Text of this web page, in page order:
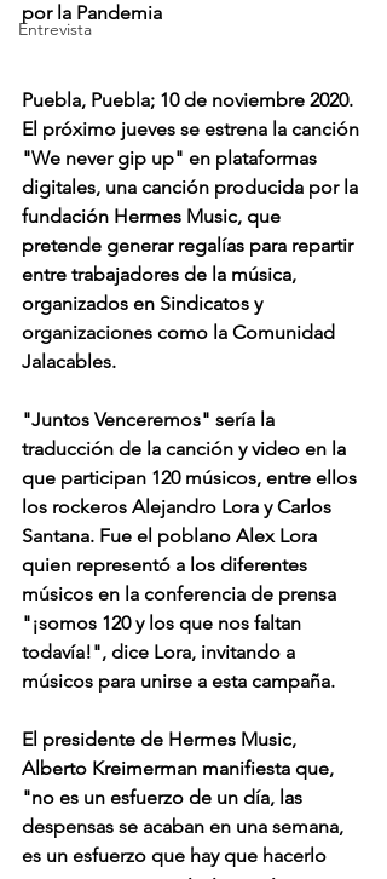
Entrevista
por la Pandemia
Puebla, Puebla; 10 de noviembre 2020.
El próximo jueves se estrena la canción
"We never gip up" en plataformas
digitales, una canción producida por la
fundación Hermes Music, que
pretende generar regalías para repartir
entre trabajadores de la música,
organizados en Sindicatos y
organizaciones como la Comunidad
Jalacables.
"Juntos Venceremos" sería la
traducción de la canción y video en la
que participan 120 músicos, entre ellos
los rockeros Alejandro Lora y Carlos
Santana. Fue el poblano Alex Lora
quien representó a los diferentes
músicos en la conferencia de prensa
"¡somos 120 y los que nos faltan
todavía!", dice Lora, invitando a
músicos para unirse a esta campaña.
El presidente de Hermes Music,
Alberto Kreimerman manifiesta que,
"no es un esfuerzo de un día, las
despensas se acaban en una semana,
es un esfuerzo que hay que hacerlo